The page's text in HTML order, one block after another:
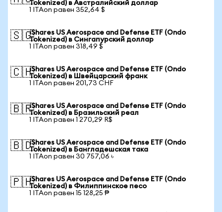
Tokenized) в Австралийский доллар
1 ITAon равен 352,64 $
🇸🇬iShares US Aerospace and Defense ETF (Ondo
Tokenized) в Сингапурский доллар
1 ITAon равен 318,49 $
🇨🇭iShares US Aerospace and Defense ETF (Ondo
Tokenized) в Швейцарский франк
1 ITAon равен 201,73 CHF
🇧🇷iShares US Aerospace and Defense ETF (Ondo
Tokenized) в Бразильский реал
1 ITAon равен 1 270,29 R$
🇧🇩iShares US Aerospace and Defense ETF (Ondo
Tokenized) в Бангладешская така
1 ITAon равен 30 757,06 ৳
🇵🇭iShares US Aerospace and Defense ETF (Ondo
Tokenized) в Филиппинское песо
1 ITAon равен 15 128,25 ₱